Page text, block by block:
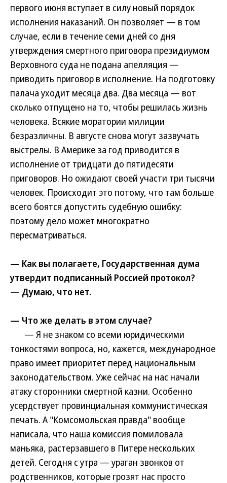
первого июня вступает в силу новый порядок
исполнения наказаний. Он позволяет — в том
случае, если в течение семи дней со дня
утверждения смертного приговора президиумом
Верховного суда не подана апелляция —
приводить приговор в исполнение. На подготовку
палача уходит месяца два. Два месяца — вот
сколько отпущено на то, чтобы решилась жизнь
человека. Всякие моратории милиции
безразличны. В августе снова могут зазвучать
выстрелы. В Америке за год приводится в
исполнение от тридцати до пятидесяти
приговоров. Но ожидают своей участи три тысячи
человек. Происходит это потому, что там больше
всего боятся допустить судебную ошибку:
поэтому дело может многократно
пересматриваться.
— Как вы полагаете, Государственная дума
утвердит подписанный Россией протокол?
— Думаю, что нет.
— Что же делать в этом случае?
— Я не знаком со всеми юридическими
тонкостями вопроса, но, кажется, международное
право имеет приоритет перед национальным
законодательством. Уже сейчас на нас начали
атаку сторонники смертной казни. Особенно
усердствует провинциальная коммунистическая
печать. А "Комсомольская правда" вообще
написала, что наша комиссия помиловала
маньяка, растерзавшего в Питере нескольких
детей. Сегодня с утра — ураган звонков от
родственников, которые грозят нас просто